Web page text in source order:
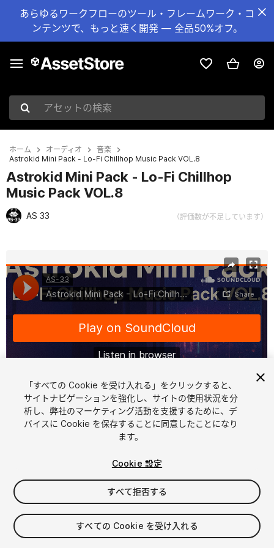
あらゆるワークフローのツール・フレームワーク・コ
ンテンツで、もっと速く開発 — 全品50%オフ。
アセットの検索
ホーム オーディオ
音楽
Astrokid Mini Pack - Lo-Fi Chillhop Music Pack VOL.8
Astrokid Mini Pack - Lo-Fi Chillhop
Music Pack VOL.8
AS 33 （評価数が不足しています）
1/2
$15
消費税は決済時に計算されます
「すべての Cookie を受け入れる」をクリックすると、
サイトナビゲーションを強化し、サイトの使用状況を分
析し、弊社のマーケティング活動を支援するために、デ
バイスに Cookie を保存することに同意したことになり
ます。
Cookie 設定
すべて拒否する
すべての Cookie を受け入れる